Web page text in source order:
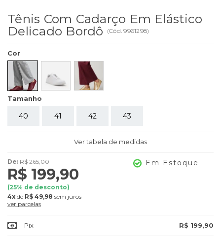
Tênis Com Cadarço Em Elástico
Delicado Bordô
(Cód.9961298)
Cor
Tamanho
40 41 42 43
Ver tabela de medidas
De: R$ 265,00
R$ 199,90
(25% de desconto)
4x de R$ 49,98 sem juros
ver parcelas
Em Estoque
Pix R$ 199,90